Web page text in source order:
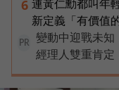
6 連黃仁勳都叫年
新定義「有價值
PR
變動中迎戰未知
經理人雙重肯定